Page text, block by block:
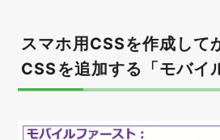
スマホ用CSSを作成して
CSSを追加する「モバイ